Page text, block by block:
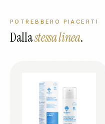
POTREBBERO PIACERTI
Dallastessa linea.